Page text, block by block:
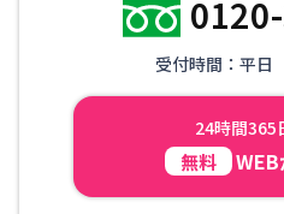
受付時間：平
24時間365
無料